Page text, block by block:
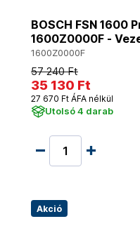
BOSCH FSN 1600
1600Z0000F -
1600Z0000F
57 240 Ft
35 130 Ft
27 670 Ft ÁFA nélkül
Utolsó 4 darab
Akció